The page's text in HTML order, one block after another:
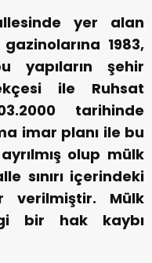
yer alan
1983,
yapıların şehir
ile Ruhsat
tarihinde
imar planı ile bu
olup mülk
sınırı içerindeki
verilmiştir. Mülk
bir hak kaybı